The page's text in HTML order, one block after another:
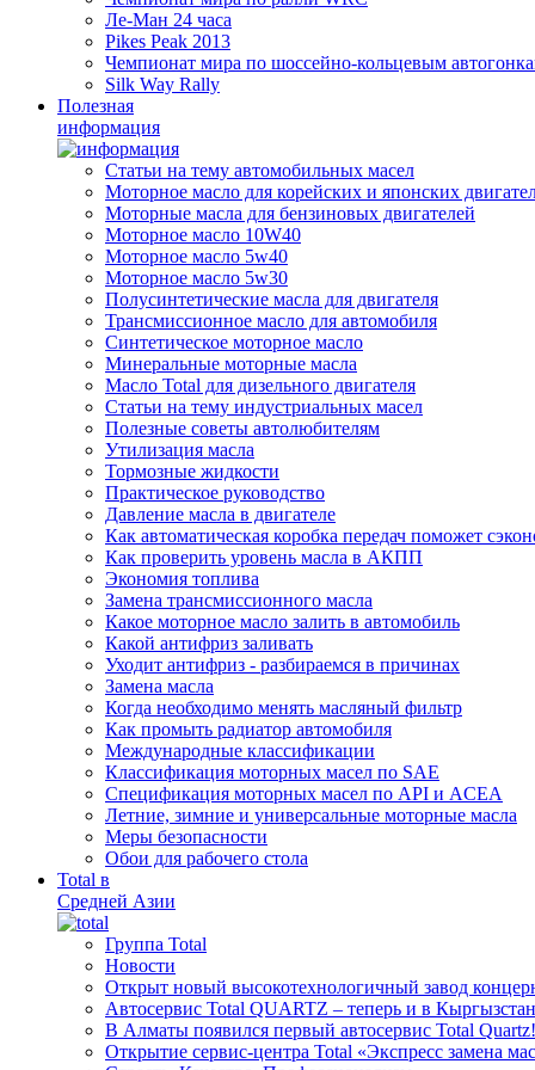
Ле-Ман 24 часа
Pikes Peak 2013
Чемпионат мира по шоссейно-кольцевым
Silk Way Rally
Полезная
информация
Статьи на тему автомобильных масел
Моторное масло для корейских и японских
Моторные масла для бензиновых двигателей
Моторное масло 10W40
Моторное масло 5w40
Моторное масло 5w30
Полусинтетические масла для двигателя
Трансмиссионное масло для автомобиля
Синтетическое моторное масло
Минеральные моторные масла
Масло Total для дизельного двигателя
Статьи на тему индустриальных масел
Полезные советы автолюбителям
Утилизация масла
Тормозные жидкости
Практическое руководство
Давление масла в двигателе
Как автоматическая коробка передач поможет
Как проверить уровень масла в АКПП
Экономия топлива
Замена трансмиссионного масла
Какое моторное масло залить в автомобиль
Какой антифриз заливать
Уходит антифриз - разбираемся в причинах
Замена масла
Когда необходимо менять масляный фильтр
Как промыть радиатор автомобиля
Международные классификации
Классификация моторных масел по SAE
Спецификация моторных масел по API и ACEA
Летние, зимние и универсальные моторные масла
Меры безопасности
Обои для рабочего стола
Total в
Средней Азии
Группа Total
Новости
Открыт новый высокотехнологичный завод
Автосервис Total QUARTZ – теперь и в
В Алматы появился первый автосервис Total Quartz!
Открытие сервис-центра Total «Экспресс замена